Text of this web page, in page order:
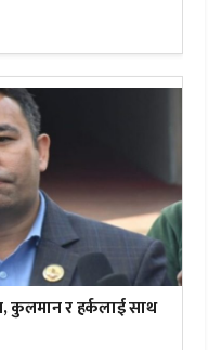
कुलमान र हर्कलाई साथ